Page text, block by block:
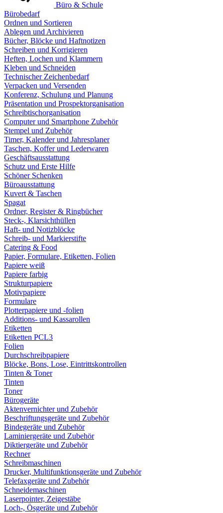
Büro & Schule
Bürobedarf
Ordnen und Sortieren
Ablegen und Archivieren
Bücher, Blöcke und Haftnotizen
Schreiben und Korrigieren
Heften, Lochen und Klammern
Kleben und Schneiden
Technischer Zeichenbedarf
Verpacken und Versenden
Konferenz, Schulung und Planung
Präsentation und Prospektorganisation
Schreibtischorganisation
Computer und Smartphone Zubehör
Stempel und Zubehör
Timer, Kalender und Jahresplaner
Taschen, Koffer und Lederwaren
Geschäftsausstattung
Schutz und Erste Hilfe
Schöner Schenken
Büroausstattung
Kuvert & Taschen
Spagat
Ordner, Register & Ringbücher
Steck-, Klarsichthüllen
Haft- und Notizblöcke
Schreib- und Markierstifte
Catering & Food
Papier, Formulare, Etiketten, Folien
Papiere weiß
Papiere farbig
Strukturpapiere
Motivpapiere
Formulare
Plotterpapiere und -folien
Additions- und Kassarollen
Etiketten
Etiketten PCL3
Folien
Durchschreibpapiere
Blöcke, Bons, Lose, Eintrittskontrollen
Tinten & Toner
Tinten
Toner
Bürogeräte
Aktenvernichter und Zubehör
Beschriftungsgeräte und Zubehör
Bindegeräte und Zubehör
Laminiergeräte und Zubehör
Diktiergeräte und Zubehör
Rechner
Schreibmaschinen
Drucker, Multifunktionsgeräte und Zubehör
Telefaxgeräte und Zubehör
Schneidemaschinen
Laserpointer, Zeigestäbe
Loch-, Ösgeräte und Zubehör